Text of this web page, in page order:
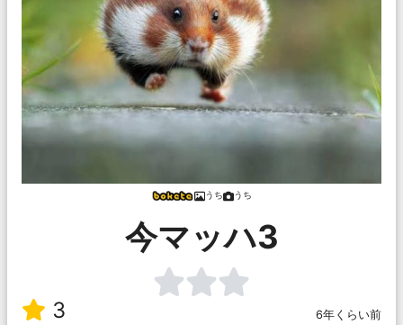
うち うち
今マッハ3
3 6年くらい前